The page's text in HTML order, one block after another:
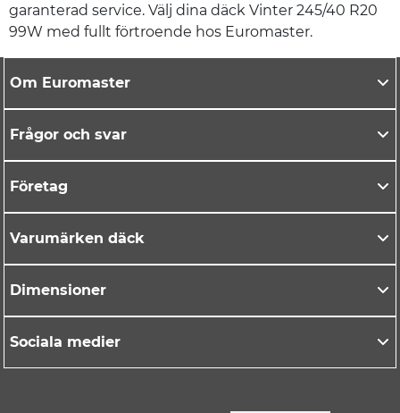
garanterad service. Välj dina däck Vinter 245/40 R20
99W med fullt förtroende hos Euromaster.
Om Euromaster
Frågor och svar
Företag
Varumärken däck
Dimensioner
Sociala medier